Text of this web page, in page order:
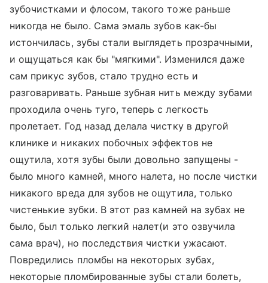
зубочистками и флосом, такого тоже раньше
никогда не было. Сама эмаль зубов как-бы
истончилась, зубы стали выглядеть прозрачными,
и ощущаться как бы "мягкими". Изменился даже
сам прикус зубов, стало трудно есть и
разговаривать. Раньше зубная нить между зубами
проходила очень туго, теперь с легкость
пролетает. Год назад делала чистку в другой
клинике и никаких побочных эффектов не
ощутила, хотя зубы были довольно запущены -
было много камней, много налета, но после чистки
никакого вреда для зубов не ощутила, только
чистенькие зубки. В этот раз камней на зубах не
было, был только легкий налет(и это озвучила
сама врач), но последствия чистки ужасают.
Повредились пломбы на некоторых зубах,
некоторые пломбированные зубы стали болеть,